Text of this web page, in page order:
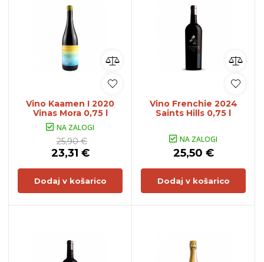
Vino Kaamen I 2020
Vinas Mora 0,75 l
NA ZALOGI
25,90 €
23,31 €
Dodaj v košarico
Vino Frenchie 2024
Saints Hills 0,75 l
NA ZALOGI
25,50 €
Dodaj v košarico